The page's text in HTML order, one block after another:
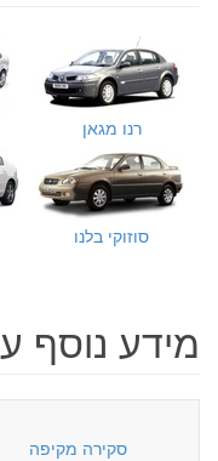
רנו מגאן
סוזוקי בלנו
מידע נוסף
סקירה מקיפה